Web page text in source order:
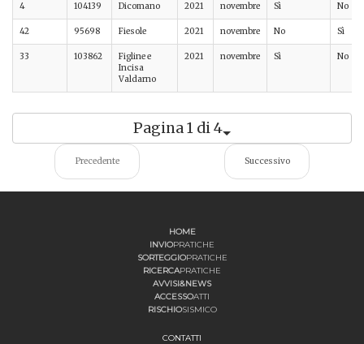
4 104139 Dicomano 2021 novembre Sì No
42 95698 Fiesole 2021 novembre No Sì
33 103862
Figline e
Incisa
Valdarno
2021 novembre Sì No
Pagina 1 di 4
Precedente Successivo
HOME
INVIOPRATICHE
SORTEGGIOPRATICHE
RICERCAPRATICHE
AVVISI&NEWS
ACCESSOATTI
RISCHIOSISMICO
CONTATTI